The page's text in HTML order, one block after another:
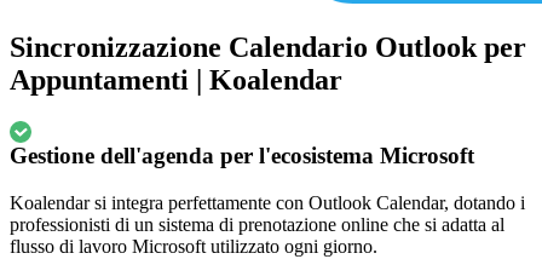
Sincronizzazione Calendario Outlook per
Appuntamenti | Koalendar
Gestione dell'agenda per l'ecosistema Microsoft
Koalendar si integra perfettamente con Outlook Calendar, dotando i
professionisti di un sistema di prenotazione online che si adatta al
flusso di lavoro Microsoft utilizzato ogni giorno.